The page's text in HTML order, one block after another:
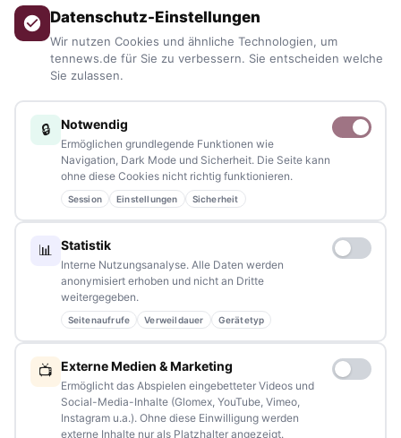
aus allen Regionen, Städten und Landkreisen.
Blaulicht, von Kultur bis Sport, von Alltagstipps bis
Veranstaltungen – immer aktuell, immer aus Ihrer Nähe.
kennen eine Geschichte, die erzählt werden sollte?
Schreiben Sie uns – gemeinsam mit unseren Leserinnen und
Lesern bleiben wir am Puls der Zeit.
Partnerschaften: info@tennews.de
NAVIGATION
Home
Datenschutz-Einstellungen
Wir nutzen Cookies und ähnliche Technologien, um
tennews.de für Sie zu verbessern. Sie entscheiden welche
Sie zulassen.
🔒 Notwendig
Ermöglichen grundlegende Funktionen wie
Navigation, Dark Mode und Sicherheit. Die Seite kann
ohne diese Cookies nicht richtig funktionieren.
Session Einstellungen Sicherheit
📊 Statistik
Interne Nutzungsanalyse. Alle Daten werden
anonymisiert erhoben und nicht an Dritte
weitergegeben.
Seitenaufrufe Verweildauer Gerätetyp
📺 Externe Medien & Marketing
Ermöglicht das Abspielen eingebetteter Videos und
Social-Media-Inhalte (Glomex, YouTube, Vimeo,
Instagram u.a.). Ohne diese Einwilligung werden
externe Inhalte nur als Platzhalter angezeigt.